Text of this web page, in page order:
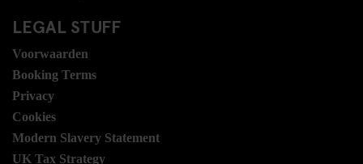
LEGAL STUFF
Voorwaarden
Booking Terms
Privacy
Cookies
Modern Slavery Statement
UK Tax Strategy